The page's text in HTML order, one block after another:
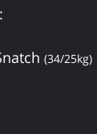
(34/25kg)